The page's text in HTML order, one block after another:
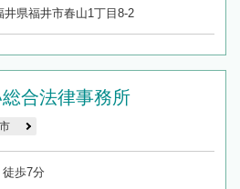
井県福井市春山1丁目8-2
合法律事務所
歩7分